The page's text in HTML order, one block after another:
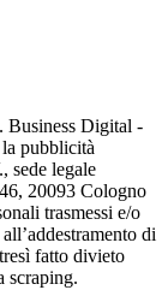
Business Digital -
pubblicità
sede legale
20093 Cologno
trasmessi e/o
di
fatto divieto
scraping.